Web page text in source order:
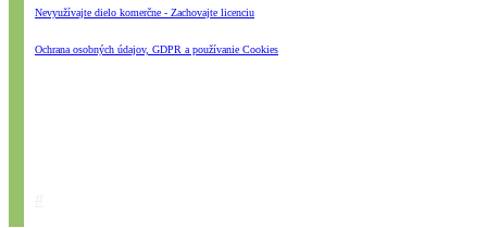
Nevyužívajte dielo komerčne - Zachovajte licenciu
Ochrana osobných údajov, GDPR a používanie Cookies